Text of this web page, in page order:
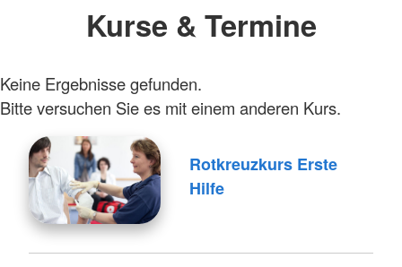
Kurse & Termine
Keine Ergebnisse gefunden.
Bitte versuchen Sie es mit einem anderen Kurs.
Rotkreuzkurs Erste
Hilfe